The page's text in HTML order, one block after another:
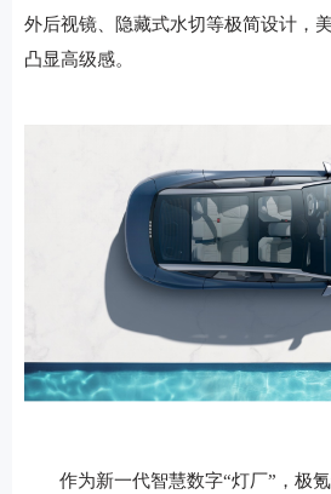
外后视镜、隐藏式水切等极简设计，
凸显高级感。
作为新一代智慧数字“灯厂”，极